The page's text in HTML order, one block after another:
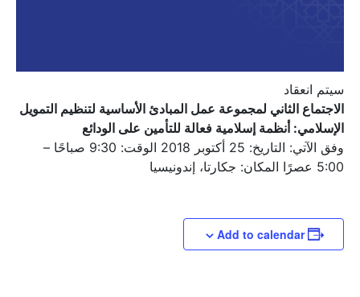
سيتم انعقاد
الاجتماع الثاني لمجموعة عمل المبادئ الأساسية لتنظيم التمويل
الإسلامي: أنظمة إسلامية فعالة للتأمين على الودائع
وفق الآتي: التاريخ: 25 أكتوبر 2018 الوقت: 9:30 صباحًا –
5:00 عصرًا المكان: جكارتا، إندونيسيا
Add to calendar